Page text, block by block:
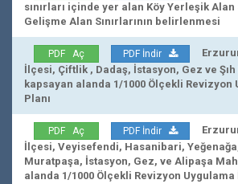
sınırları içinde yer alan Köy Yerleşik Alan
Gelişme Alan Sınırlarının belirlenmesi
PDF Aç PDF İndir
İlçesi, Çiftlik , Dadaş, İstasyon, Gez ve
kapsayan alanda 1/1000 Ölçekli Revizyon
Planı
PDF Aç PDF İndir
İlçesi, Veyisefendi, Hasanibari, Yeğenağa,
Muratpaşa, İstasyon, Gez, ve Alipaşa
alanda 1/1000 Ölçekli Revizyon Uygulama